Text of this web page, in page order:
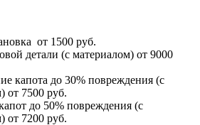
от 1500 руб.
детали (с материалом) от 9000
капота до 30% повреждения (с
от 7500 руб.
до 50% повреждения (с
от 7200 руб.